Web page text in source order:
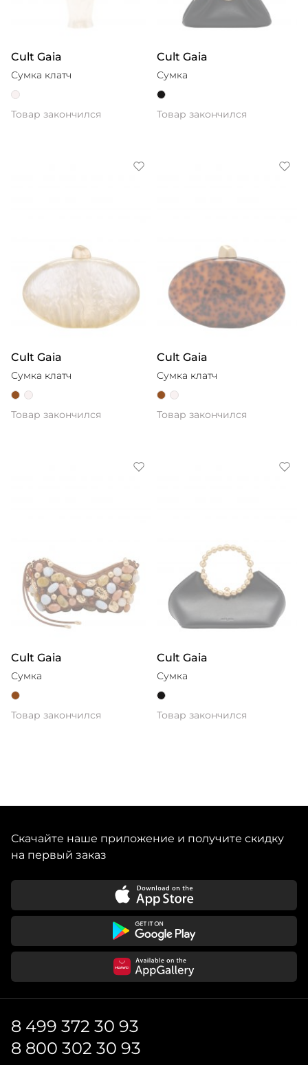
Cult Gaia
Сумка клатч
Товар закончился
Cult Gaia
Сумка
Товар закончился
Cult Gaia
Сумка клатч
Товар закончился
Cult Gaia
Сумка клатч
Товар закончился
Cult Gaia
Сумка
Товар закончился
Cult Gaia
Сумка
Товар закончился
Скачайте наше приложение и получите скидку
на первый заказ
8 499 372 30 93
8 800 302 30 93